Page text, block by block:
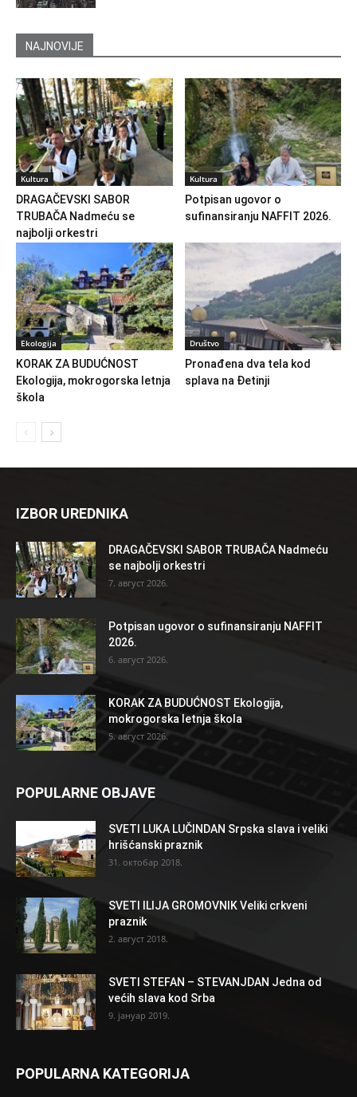
NAJNOVIJE
Kultura
DRAGAČEVSKI SABOR
TRUBAČA Nadmeću se
najbolji orkestri
Kultura
Potpisan ugovor o
sufinansiranju NAFFIT 2026.
Ekologija
KORAK ZA BUDUĆNOST
Ekologija, mokrogorska letnja
škola
Društvo
Pronađena dva tela kod
splava na Đetinji
IZBOR UREDNIKA
DRAGAČEVSKI SABOR TRUBAČA Nadmeću
se najbolji orkestri
7. август 2026.
Potpisan ugovor o sufinansiranju NAFFIT
2026.
6. август 2026.
KORAK ZA BUDUĆNOST Ekologija,
mokrogorska letnja škola
5. август 2026.
POPULARNE OBJAVE
SVETI LUKA LUČINDAN Srpska slava i veliki
hrišćanski praznik
31. октобар 2018.
SVETI ILIJA GROMOVNIK Veliki crkveni
praznik
2. август 2018.
SVETI STEFAN – STEVANJDAN Jedna od
većih slava kod Srba
9. јануар 2019.
POPULARNA KATEGORIJA